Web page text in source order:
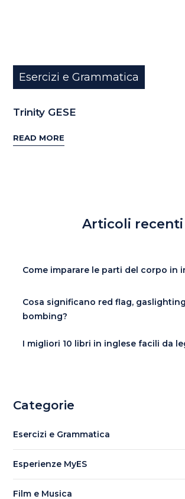
Esercizi e Grammatica
Trinity GESE
READ MORE
Articoli recenti
Come imparare le parti del corpo in
Cosa significano red flag,
bombing?
I migliori 10 libri in inglese facili da
Categorie
Esercizi e Grammatica
Esperienze MyES
Film e Musica